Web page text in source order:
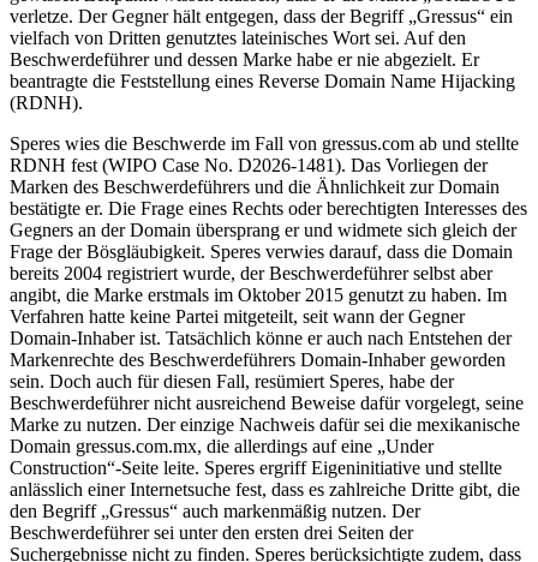
verletze. Der Gegner hält entgegen, dass der Begriff „Gressus“ ein
vielfach von Dritten genutztes lateinisches Wort sei. Auf den
Beschwerdeführer und dessen Marke habe er nie abgezielt. Er
beantragte die Feststellung eines Reverse Domain Name Hijacking
(RDNH).
Speres wies die Beschwerde im Fall von gressus.com ab und stellte
RDNH fest (WIPO Case No. D2026-1481). Das Vorliegen der
Marken des Beschwerdeführers und die Ähnlichkeit zur Domain
bestätigte er. Die Frage eines Rechts oder berechtigten Interesses des
Gegners an der Domain übersprang er und widmete sich gleich der
Frage der Bösgläubigkeit. Speres verwies darauf, dass die Domain
bereits 2004 registriert wurde, der Beschwerdeführer selbst aber
angibt, die Marke erstmals im Oktober 2015 genutzt zu haben. Im
Verfahren hatte keine Partei mitgeteilt, seit wann der Gegner
Domain-Inhaber ist. Tatsächlich könne er auch nach Entstehen der
Markenrechte des Beschwerdeführers Domain-Inhaber geworden
sein. Doch auch für diesen Fall, resümiert Speres, habe der
Beschwerdeführer nicht ausreichend Beweise dafür vorgelegt, seine
Marke zu nutzen. Der einzige Nachweis dafür sei die mexikanische
Domain gressus.com.mx, die allerdings auf eine „Under
Construction“-Seite leite. Speres ergriff Eigeninitiative und stellte
anlässlich einer Internetsuche fest, dass es zahlreiche Dritte gibt, die
den Begriff „Gressus“ auch markenmäßig nutzen. Der
Beschwerdeführer sei unter den ersten drei Seiten der
Suchergebnisse nicht zu finden. Speres berücksichtigte zudem, dass